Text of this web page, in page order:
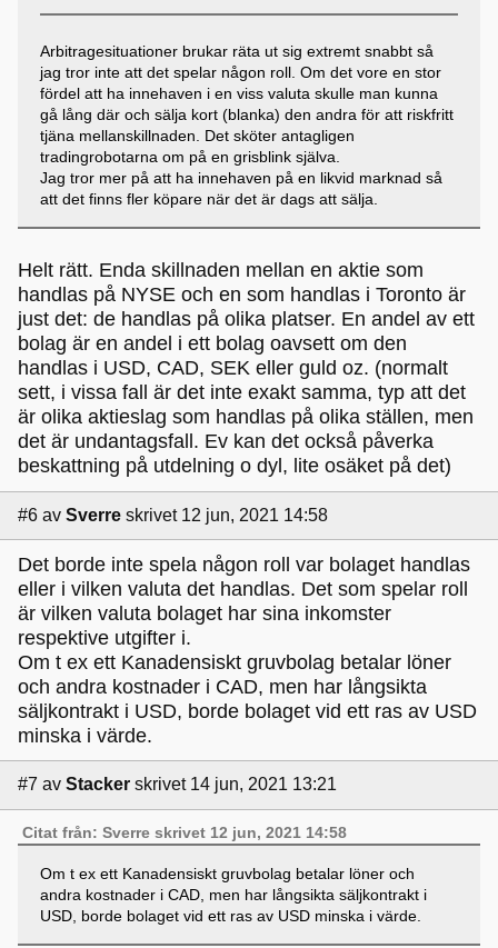
Arbitragesituationer brukar räta ut sig extremt snabbt så
jag tror inte att det spelar någon roll. Om det vore en stor
fördel att ha innehaven i en viss valuta skulle man kunna
gå lång där och sälja kort (blanka) den andra för att riskfritt
tjäna mellanskillnaden. Det sköter antagligen
tradingrobotarna om på en grisblink själva.
Jag tror mer på att ha innehaven på en likvid marknad så
att det finns fler köpare när det är dags att sälja.
Helt rätt. Enda skillnaden mellan en aktie som
handlas på NYSE och en som handlas i Toronto är
just det: de handlas på olika platser. En andel av ett
bolag är en andel i ett bolag oavsett om den
handlas i USD, CAD, SEK eller guld oz. (normalt
sett, i vissa fall är det inte exakt samma, typ att det
är olika aktieslag som handlas på olika ställen, men
det är undantagsfall. Ev kan det också påverka
beskattning på utdelning o dyl, lite osäket på det)
#6 av Sverre skrivet 12 jun, 2021 14:58
Det borde inte spela någon roll var bolaget handlas
eller i vilken valuta det handlas. Det som spelar roll
är vilken valuta bolaget har sina inkomster
respektive utgifter i.
Om t ex ett Kanadensiskt gruvbolag betalar löner
och andra kostnader i CAD, men har långsikta
säljkontrakt i USD, borde bolaget vid ett ras av USD
minska i värde.
#7 av Stacker skrivet 14 jun, 2021 13:21
Citat från: Sverre skrivet 12 jun, 2021 14:58
Om t ex ett Kanadensiskt gruvbolag betalar löner och
andra kostnader i CAD, men har långsikta säljkontrakt i
USD, borde bolaget vid ett ras av USD minska i värde.